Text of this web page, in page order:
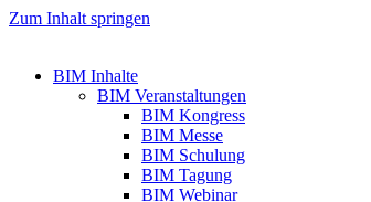
Zum Inhalt springen
BIM Inhalte
BIM Veranstaltungen
BIM Kongress
BIM Messe
BIM Schulung
BIM Tagung
BIM Webinar